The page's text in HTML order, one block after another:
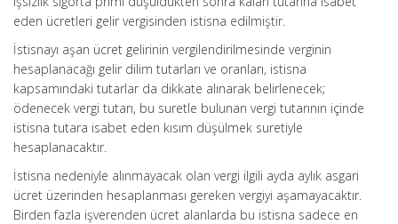
eden ücretleri gelir vergisinden istisna edilmiştir.
İstisnayı aşan ücret gelirinin vergilendirilmesinde verginin
hesaplanacağı gelir dilim tutarları ve oranları, istisna
kapsamındaki tutarlar da dikkate alınarak belirlenecek;
ödenecek vergi tutarı, bu suretle bulunan vergi tutarının içinde
istisna tutara isabet eden kısım düşülmek suretiyle
hesaplanacaktır.
İstisna nedeniyle alınmayacak olan vergi ilgili ayda aylık asgari
ücret üzerinden hesaplanması gereken vergiyi aşamayacaktır.
Birden fazla işverenden ücret alanlarda bu istisna sadece en